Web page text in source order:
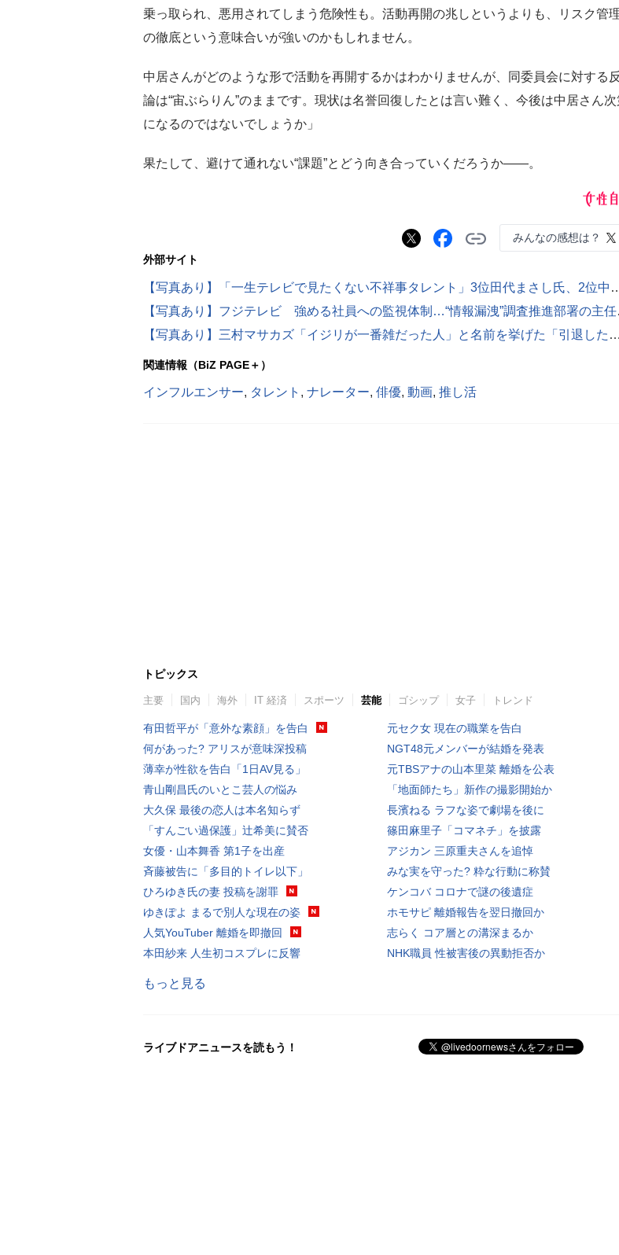
乗っ取られ、悪用されてしまう危険性も。活動再開の兆しというよりも、リスク管
の徹底という意味合いが強いのかもしれません。
中居さんがどのような形で活動を再開するかはわかりませんが、同委員会に対する反
論は“宙ぶらりん”のままです。現状は名誉回復したとは言い難く、今後は中居さん次
になるのではないでしょうか」
果たして、避けて通れない“課題”とどう向き合っていくだろうか――。
みんなの感想は？
外部サイト
【写真あり】「一生テレビで見たくない不祥事タレント」3位田代ま
【写真あ
【写真あり】三村マサカズ「イジリが一番雑だった人」と名前を挙げた「引退した超人気アイドル」
関連情報（BiZ PAGE＋）
インフルエンサー, タレント , ナレーター, 俳優, 動画, 推し活
トピックス
主要 国内 海外 IT 経済 スポーツ 芸能 ゴシップ 女子 トレンド
有田哲平が「意外な素顔」を告白
何があった? アリスが意味深投稿
薄幸が性欲を告白「1日AV見る」
青山剛昌氏のいとこ芸人の悩み
大久保 最後の恋人は本名知らず
「すんごい過保護」辻希美に賛否
女優・山本舞香 第1子を出産
斉藤被告に「多目的トイレ以下」
ひろゆき氏の妻 投稿を謝罪
ゆきぽよ まるで別人な現在の姿
人気YouTuber 離婚を即撤回
本田紗来 人生初コスプレに反響
元セク女 現在の職業を告白
NGT48元メンバーが結婚を発表
元TBSアナの山本里菜 離婚を公表
「地面師たち」新作の撮影開始か
長濱ねる ラフな姿で劇場を後に
篠田麻里子「コマネチ」を披露
アジカン 三原重夫さんを追悼
みな実を守った? 粋な行動に称賛
ケンコバ コロナで謎の後遺症
ホモサピ 離婚報告を翌日撤回か
志らく コア層との溝深まるか
NHK職員 性被害後の異動拒否か
もっと見る
ライブドアニュースを読もう！